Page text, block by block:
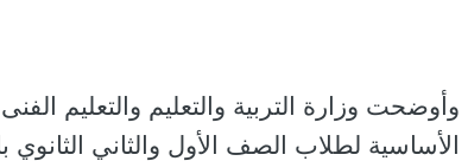
وأوضحت وزارة التربية والتعليم والتعليم
الأساسية لطلاب الصف الأول والثاني